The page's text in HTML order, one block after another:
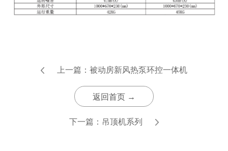
上一篇：被动房新风热泵环控一体机
返回首页 →
下一篇： 吊顶机系列